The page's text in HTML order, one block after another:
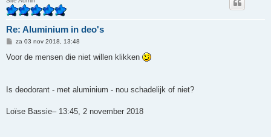
Re: Aluminium in deo's
B
r
za 03 nov 2018, 13:48
Voor de mensen die niet willen klikken
Is deodorant - met aluminium - nou schadelijk of niet?
Loïse Bassie– 13:45, 2 november 2018